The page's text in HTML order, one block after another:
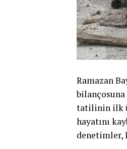
Ramazan
bilançosuna
tatilinin ilk
hayatını
denetimler,